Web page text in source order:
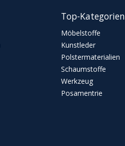
Top-Kategorien
Möbelstoffe
Kunstleder
Polstermaterialien
Schaumstoffe
Werkzeug
Posamentrie